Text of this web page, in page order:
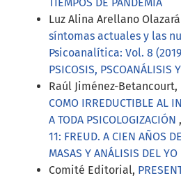
TIEMPOS DE PANDEMIA
Luz Alina Arellano
síntomas actuales y las
Psicoanalítica: Vol. 8
PSICOSIS, PSCOANÁLISIS
Raúl Jiménez-Betancourt,
COMO IRREDUCTIBLE AL
A TODA PSICOLOGIZACIÓN ,
11: FREUD. A CIEN AÑOS
MASAS Y ANÁLISIS DEL YO
Comité Editorial,